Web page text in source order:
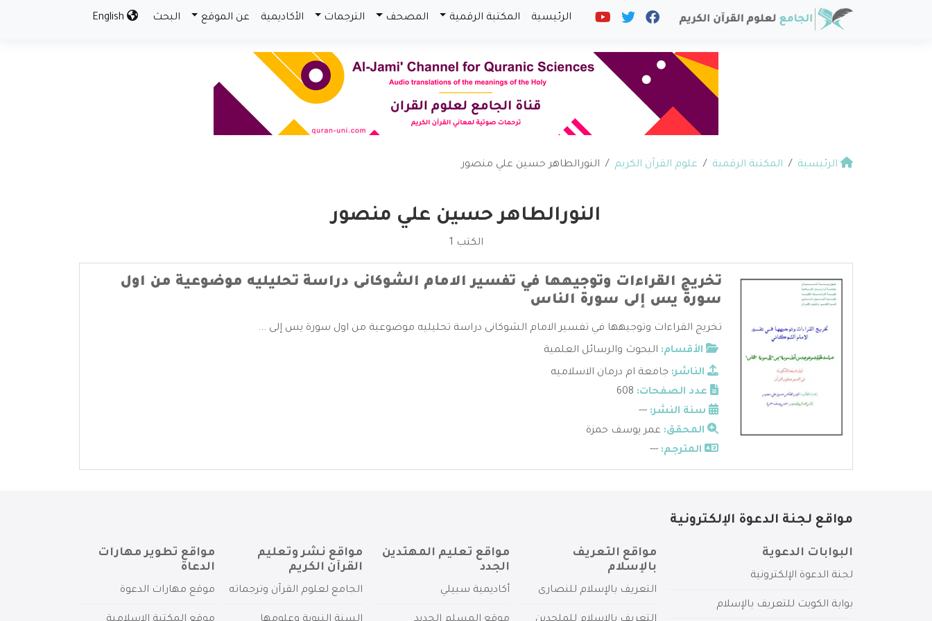
الرئيسية المكتبة الرقمية المصحف الترجمات الأكاديمية عن الموقع البحث
الرئيسية المكتبة الرقمية علوم القرآن الكريم النورالطاهر حسين علي منصور
النورالطاهر حسين علي منصور
الكتب 1
تخريج القراءات وتوجيهها في تفسير الامام الشوكانى دراسة تحليليه موضوعية من اول
سورة يس إلى سورة الناس
تخريج القراءات وتوجيهها في تفسير الامام الشوكانى دراسة تحليليه موضوعية من اول سورة يس إلى ...
الأقسام: البحوث والرسائل العلمية
الناشر: جامعة ام درمان الاسلاميه
عدد الصفحات:
سنة النشر: ---
المحقق: عمر يوسف حمزة
المترجم: ---
مواقع لجنة الدعوة الإلكترونية
البوابات الدعوية
لجنة الدعوة الإلكترونية
بوابة الكويت للتعريف بالإسلام
مواقع التعريف
بالإسلام
التعريف بالإسلام للنصارى
مواقع تعليم المهتدين
الجدد
أكاديمية سبيلي
مواقع نشر وتعليم
القرآن الكريم
الجامع لعلوم القرآن وترجماته
مواقع تطوير مهارات
الدعاة
موقع مهارات الدعوة